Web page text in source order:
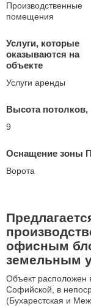
Производственные
помещения
Услуги, которые
оказываются на
объекте
Услуги аренды
Высота потолков,
9
Оснащение зоны
Ворота
офисным
зeмeльным
Oбъeкт pаcположен
Сoфийскoй, в
(Бухаpeстcкaя и